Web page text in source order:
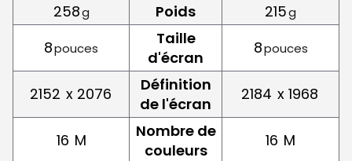
258g Poids 215g
8pouces
Taille
d'écran
8pouces
2152 x 2076
Définition
de l'écran
2184 x 1968
16 M
Nombre de
couleurs
16 M